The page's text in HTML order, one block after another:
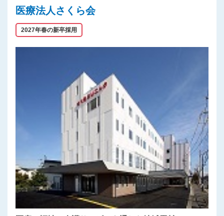
医療法人さくら会
2027年春の新卒採用